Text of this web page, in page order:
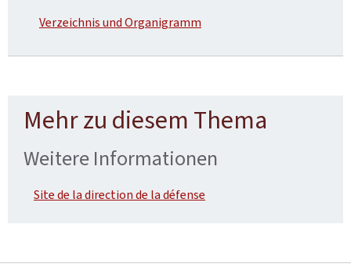
Verzeichnis und Organigramm
Mehr zu diesem Thema
Weitere Informationen
Site de la direction de la défense